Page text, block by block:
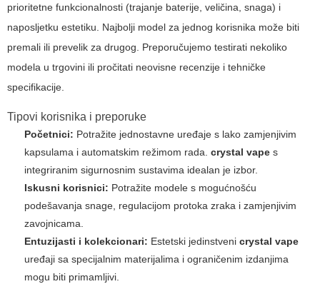
prioritetne funkcionalnosti (trajanje baterije, veličina, snaga) i
naposljetku estetiku. Najbolji model za jednog korisnika može biti
premali ili prevelik za drugog. Preporučujemo testirati nekoliko
modela u trgovini ili pročitati neovisne recenzije i tehničke
specifikacije.
Tipovi korisnika i preporuke
Početnici: Potražite jednostavne uređaje s lako zamjenjivim
kapsulama i automatskim režimom rada. crystal vape s
integriranim sigurnosnim sustavima idealan je izbor.
Iskusni korisnici: Potražite modele s mogućnošću
podešavanja snage, regulacijom protoka zraka i zamjenjivim
zavojnicama.
Entuzijasti i kolekcionari: Estetski jedinstveni crystal vape
uređaji sa specijalnim materijalima i ograničenim izdanjima
mogu biti primamljivi.